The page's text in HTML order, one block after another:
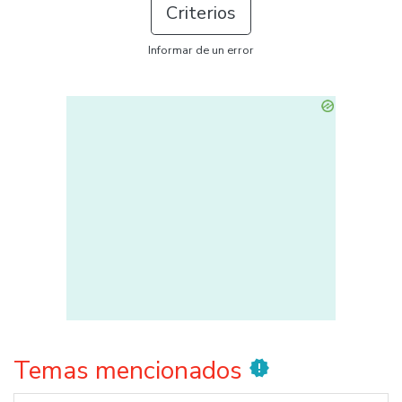
Criterios
Informar de un error
Temas mencionados new_releases